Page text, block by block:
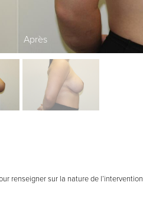
Après
renseigner sur la nature de